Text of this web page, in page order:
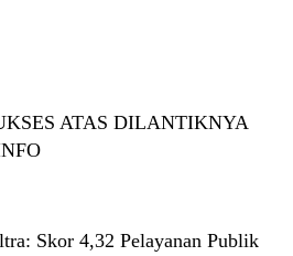
ATAS DILANTIKNYA
Skor 4,32 Pelayanan Publik